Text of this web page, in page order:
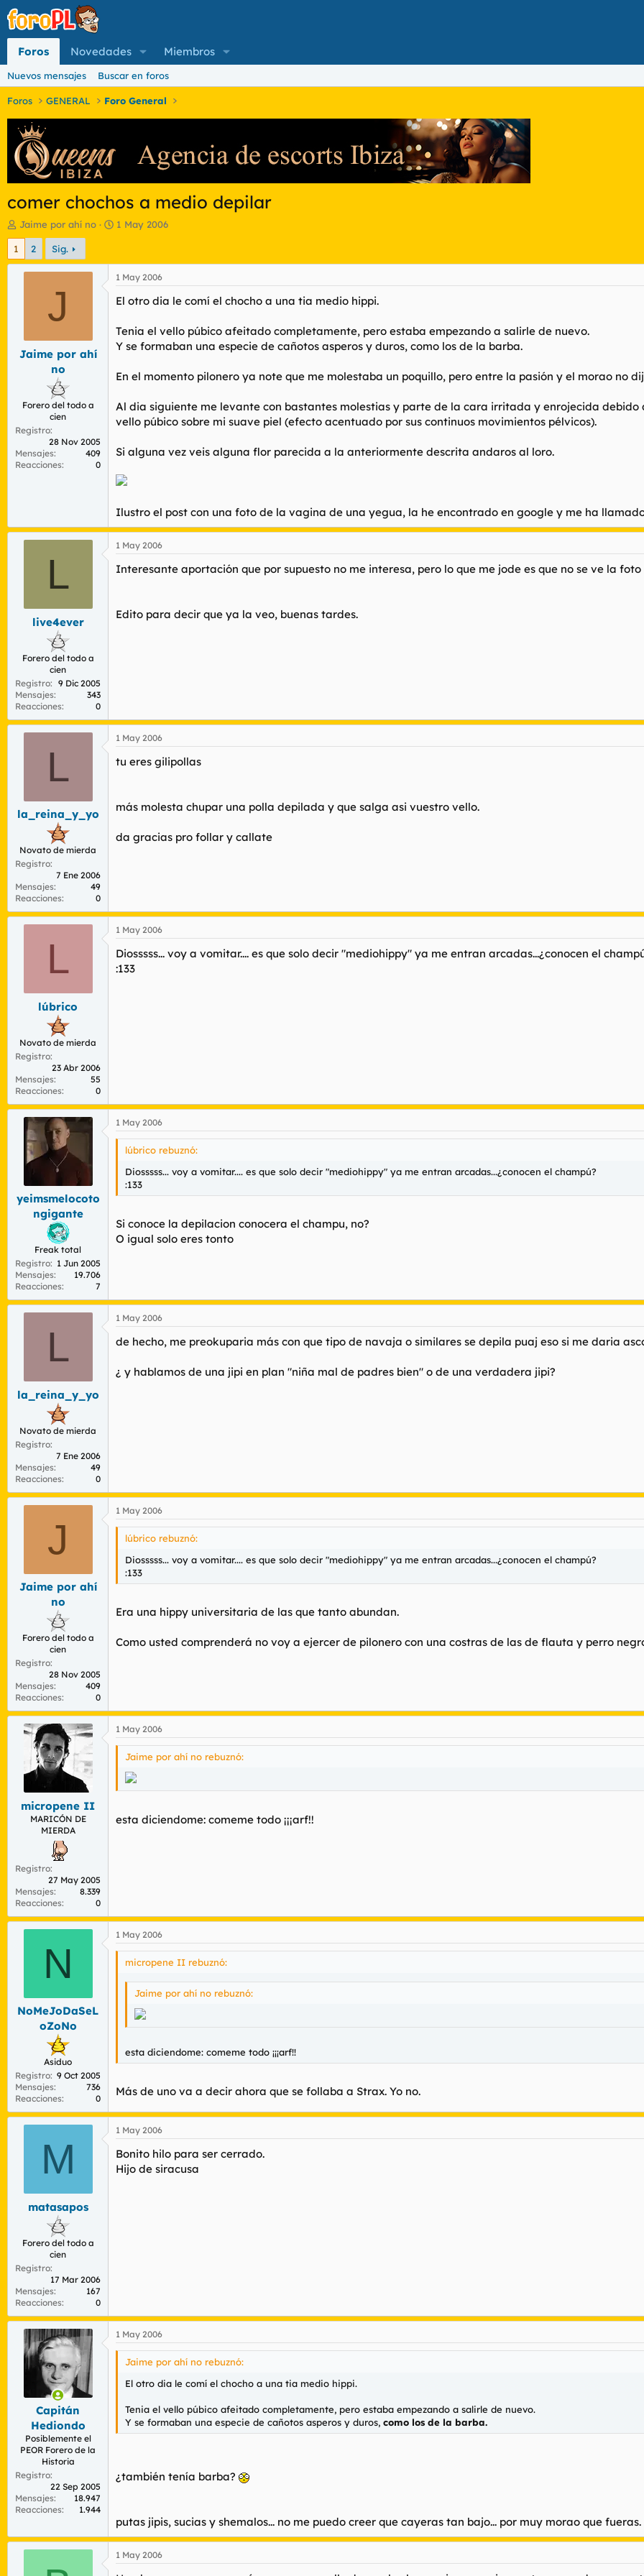
Foros Novedades Miembros
Nuevos mensajes Buscar en foros
Foros GENERAL Foro General
comer chochos a medio depilar
I
n
c
d
e
m
Jaime por ahí no
F
h
a
d
e
n
i
c
o
1 May 2006
1 2 Sig.
J
Jaime por ahí
no
Forero del todo a
cien
Registro
28 Nov 2005
Mensajes
409
Reacciones
0
1 May 2006
El otro dia le comí el chocho a una tia medio hippi.
Tenia el vello púbico afeitado completamente, pero estaba empezando a salirle de nuevo.
Y se formaban una especie de cañotos asperos y duros, como los de la barba.
En el momento pilonero ya note que me molestaba un poquillo, pero entre la pasión y el morao no
Al dia siguiente me levante con bastantes molestias y parte de la cara irritada y enrojecida
vello púbico sobre mi suave piel (efecto acentuado por sus continuos movimientos pélvicos).
Si alguna vez veis alguna flor parecida a la anteriormente descrita andaros al loro.
Ilustro el post con una foto de la vagina de una yegua, la he encontrado en google y me ha
L
live4ever
Forero del todo a
cien
Registro
9 Dic 2005
Mensajes
343
Reacciones
0
1 May 2006
Interesante aportación que por supuesto no me interesa, pero lo que me jode es que no se ve la
Edito para decir que ya la veo, buenas tardes.
L
la_reina_y_yo
Novato de mierda
Registro
7 Ene 2006
Mensajes
49
Reacciones
0
1 May 2006
tu eres gilipollas
más molesta chupar una polla depilada y que salga asi vuestro vello.
da gracias pro follar y callate
L
lúbrico
Novato de mierda
Registro
23 Abr 2006
Mensajes
55
Reacciones
0
1 May 2006
Diosssss... voy a vomitar.... es que solo decir "mediohippy" ya me entran arcadas...¿conocen el
:133
yeimsmelocoto
ngigante
Freak total
Registro
1 Jun 2005
Mensajes
19.706
Reacciones
7
1 May 2006
lúbrico rebuznó:
Diosssss... voy a vomitar.... es que solo decir "mediohippy" ya me entran arcadas...¿conocen el champú?
:133
Si conoce la depilacion conocera el champu, no?
O igual solo eres tonto
L
la_reina_y_yo
Novato de mierda
Registro
7 Ene 2006
Mensajes
49
Reacciones
0
1 May 2006
de hecho, me preokuparia más con que tipo de navaja o similares se depila puaj eso si me daria
¿ y hablamos de una jipi en plan "niña mal de padres bien" o de una verdadera jipi?
J
Jaime por ahí
no
Forero del todo a
cien
Registro
28 Nov 2005
Mensajes
409
Reacciones
0
1 May 2006
lúbrico rebuznó:
Diosssss... voy a vomitar.... es que solo decir "mediohippy" ya me entran arcadas...¿conocen el champú?
:133
Era una hippy universitaria de las que tanto abundan.
Como usted comprenderá no voy a ejercer de pilonero con una costras de las de flauta y perro
micropene II
MARICÓN DE
MIERDA
Registro
27 May 2005
Mensajes
8.339
Reacciones
0
1 May 2006
Jaime por ahí no rebuznó:
esta diciendome: comeme todo ¡¡¡arf!!
N
NoMeJoDaSeL
oZoNo
Asiduo
Registro 9 Oct 2005
Mensajes
736
Reacciones
0
1 May 2006
micropene II rebuznó:
Jaime por ahí no rebuznó:
esta diciendome: comeme todo ¡¡¡arf!!
Más de uno va a decir ahora que se follaba a Strax. Yo no.
M
matasapos
Forero del todo a
cien
Registro
17 Mar 2006
Mensajes
167
Reacciones
0
1 May 2006
Bonito hilo para ser cerrado.
Hijo de siracusa
Capitán
Hediondo
Posiblemente el
PEOR Forero de la
Historia
Registro
22 Sep 2005
Mensajes
18.947
Reacciones
1.944
1 May 2006
Jaime por ahí no rebuznó:
El otro dia le comí el chocho a una tia medio hippi.
Tenia el vello púbico afeitado completamente, pero estaba empezando a salirle de nuevo.
Y se formaban una especie de cañotos asperos y duros, como los de la barba.
¿también tenía barba?
putas jipis, sucias y shemalos... no me puedo creer que cayeras tan bajo... por muy morao que fueras.
1 May 2006